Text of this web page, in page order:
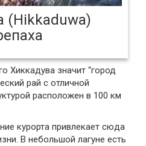
(Hikkaduwa)
Хиккадува значит “город
рай с отличной
расположен в 100 км
курорта привлекает сюда
В небольшой лагуне есть